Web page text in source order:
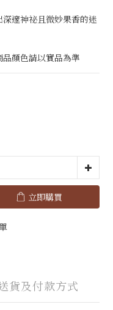
邃神祕且微妙果香的迷
顏色請以實品為準
立即購買
貨及付款方式